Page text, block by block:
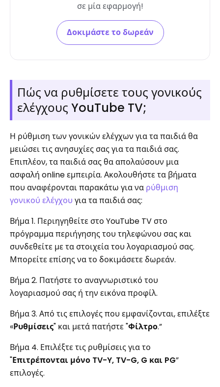
σε μία εφαρμογή!
Δοκιμάστε το δωρεάν
Πώς να ρυθμίσετε τους γονικούς
ελέγχους YouTube TV;
Η ρύθμιση των γονικών ελέγχων για τα παιδιά θα
μειώσει τις ανησυχίες σας για τα παιδιά σας.
Επιπλέον, τα παιδιά σας θα απολαύσουν μια
ασφαλή online εμπειρία. Ακολουθήστε τα βήματα
που αναφέρονται παρακάτω για να ρύθμιση
γονικού ελέγχου για τα παιδιά σας:
Βήμα 1. Περιηγηθείτε στο YouTube TV στο
πρόγραμμα περιήγησης του τηλεφώνου σας και
συνδεθείτε με τα στοιχεία του λογαριασμού σας.
Μπορείτε επίσης να το δοκιμάσετε δωρεάν.
Βήμα 2. Πατήστε το αναγνωριστικό του
λογαριασμού σας ή την εικόνα προφίλ.
Βήμα 3. Από τις επιλογές που εμφανίζονται, επιλέξτε
«Ρυθμίσεις" και μετά πατήστε "Φίλτρο.”
Βήμα 4. Επιλέξτε τις ρυθμίσεις για το
"Επιτρέπονται μόνο TV-Y, TV-G, G και PG”
επιλογές.